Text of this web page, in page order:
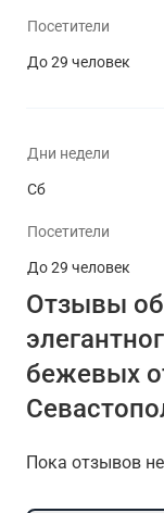
Посетители
До 29 человек
Дни недели
Сб
Посетители
До 29 человек
Отзывы об
бежевых
Пока отзывов